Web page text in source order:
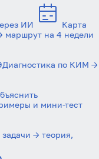
ИИ
Карта
маршрут на 4 недели
Диагностика по КИМ →
и мини-тест
задачи → теория,